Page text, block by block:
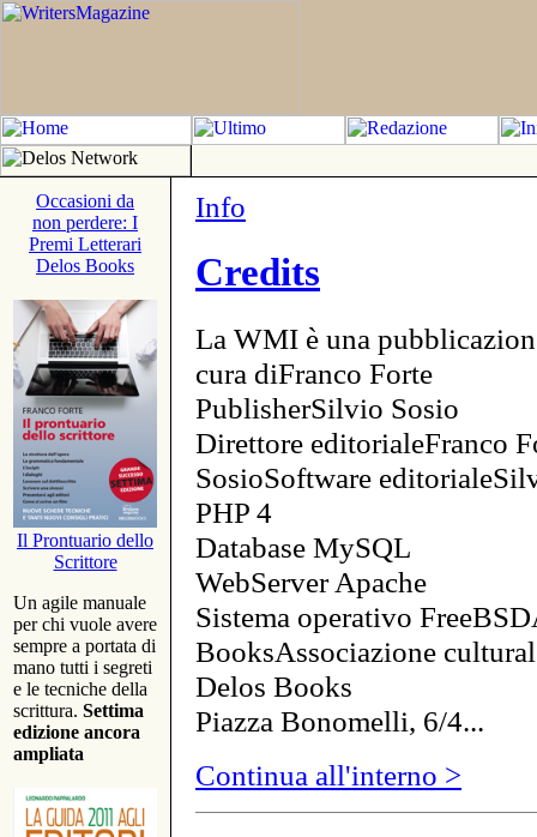
Occasioni da
non perdere: I
Premi Letterari
Delos Books
Il Prontuario dello
Scrittore
Un agile manuale
per chi vuole avere
sempre a portata di
mano tutti i segreti
e le tecniche della
scrittura. Settima
edizione ancora
ampliata
Info
Credits
La WMI è una
cura diFranco Forte
PublisherSilvio Sosio
Direttore editorialeFranco
SosioSoftware
PHP 4
Database MySQL
WebServer Apache
Sistema operativo
BooksAssociazione
Delos Books
Piazza Bonomelli, 6/4...
Continua all'interno >